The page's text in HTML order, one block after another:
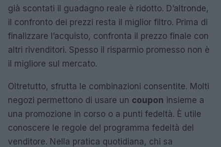
già scontati il guadagno reale è ridotto. D’altronde,
il confronto dei prezzi resta il miglior filtro. Prima di
finalizzare l’acquisto, confronta il prezzo finale con
altri rivenditori. Spesso il risparmio promesso non è
il migliore sul mercato.
Oltretutto, sfrutta le combinazioni consentite. Molti
negozi permettono di usare un coupon insieme a
una promozione in corso o a punti fedeltà. È utile
conoscere le regole del programma fedeltà del
venditore. Nella pratica quotidiana, chi sa